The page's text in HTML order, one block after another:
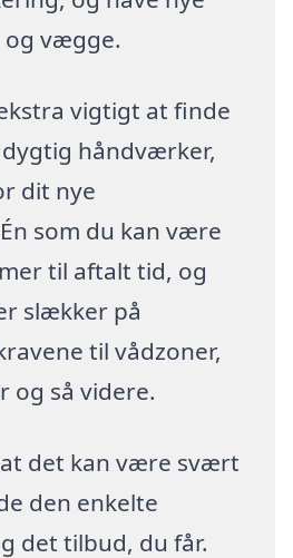
og vægge.
vigtigt at finde
håndværker,
dit nye
som du kan være
til aftalt tid, og
slækker på
til vådzoner,
og så videre.
det kan være svært
den enkelte
det tilbud, du får.